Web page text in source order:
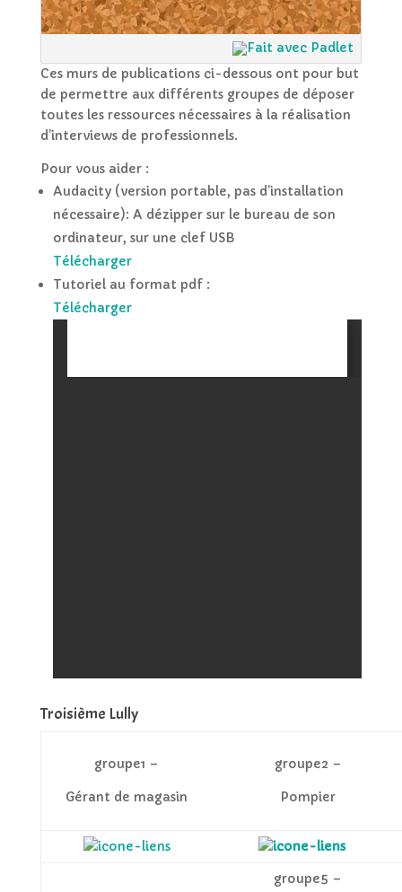
Ces murs de publications ci-dessous ont pour but
de permettre aux différents groupes de déposer
toutes les ressources nécessaires à la réalisation
d’interviews de professionnels.
Pour vous aider :
Audacity (version portable, pas d’installation
nécessaire): A dézipper sur le bureau de son
ordinateur, sur une clef USB
Télécharger
Tutoriel au format pdf :
Télécharger
Troisième Lully
groupe1 –
Gérant de magasin
groupe2 –
Pompier
groupe5 –